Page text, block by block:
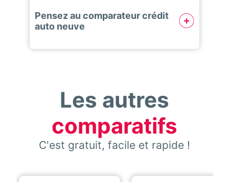
Pensez au comparateur crédit
auto neuve
Les autres
comparatifs
C'est gratuit, facile et rapide !